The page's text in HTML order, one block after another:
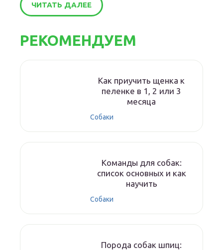
ЧИТАТЬ ДАЛЕЕ
РЕКОМЕНДУЕМ
Как приучить щенка к
пеленке в 1, 2 или 3
месяца
Собаки
Команды для собак:
список основных и как
научить
Собаки
Порода собак шпиц: